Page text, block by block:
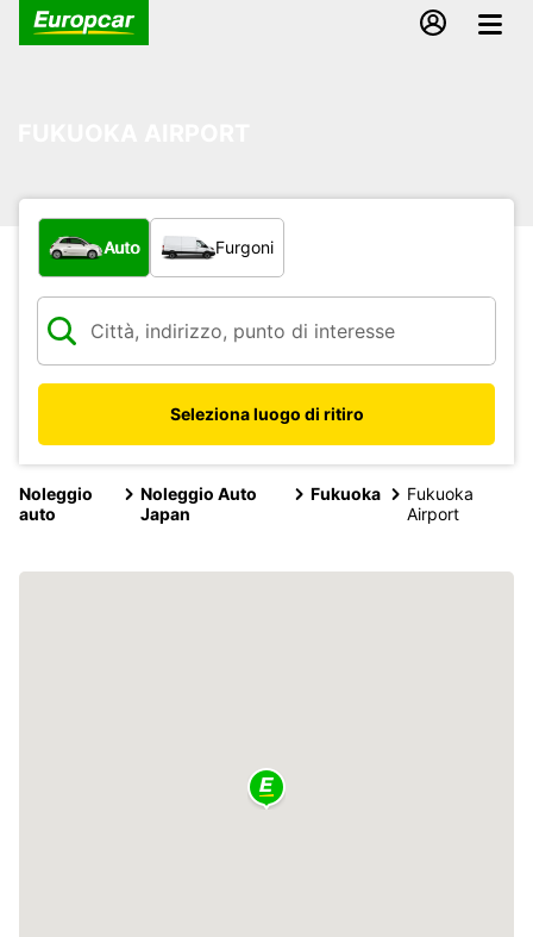
Scegli la tipologia di veicolo:
Auto Furgoni
Seleziona luogo di ritiro
Noleggio
auto
Noleggio Auto
Japan
Fukuoka
Fukuoka
Airport